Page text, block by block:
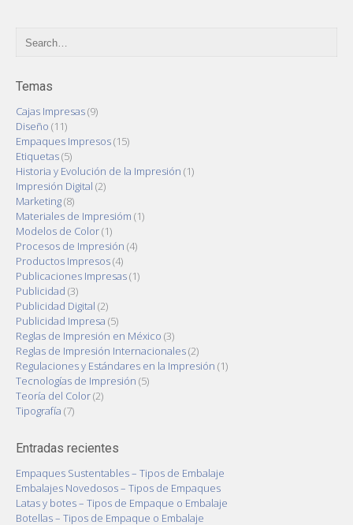
Temas
Cajas Impresas(9)
Diseño (11)
Empaques Impresos(15)
Etiquetas(5)
Historia y Evolución de la Impresión (1)
Impresión Digital (2)
Marketing(8)
Materiales de Impresióm (1)
Modelos de Color(1)
Procesos de Impresión (4)
Productos Impresos(4)
Publicaciones Impresas(1)
Publicidad (3)
Publicidad Digital (2)
Publicidad Impresa (5)
Reglas de Impresión en México (3)
Reglas de Impresión Internacionales(2)
Regulaciones y Estándares en la Impresión (1)
Tecnologías de Impresión (5)
Teoría del Color(2)
Tipografía (7)
Entradas recientes
Empaques Sustentables – Tipos de Embalaje
Embalajes Novedosos – Tipos de Empaques
Latas y botes – Tipos de Empaque o Embalaje
Botellas – Tipos de Empaque o Embalaje